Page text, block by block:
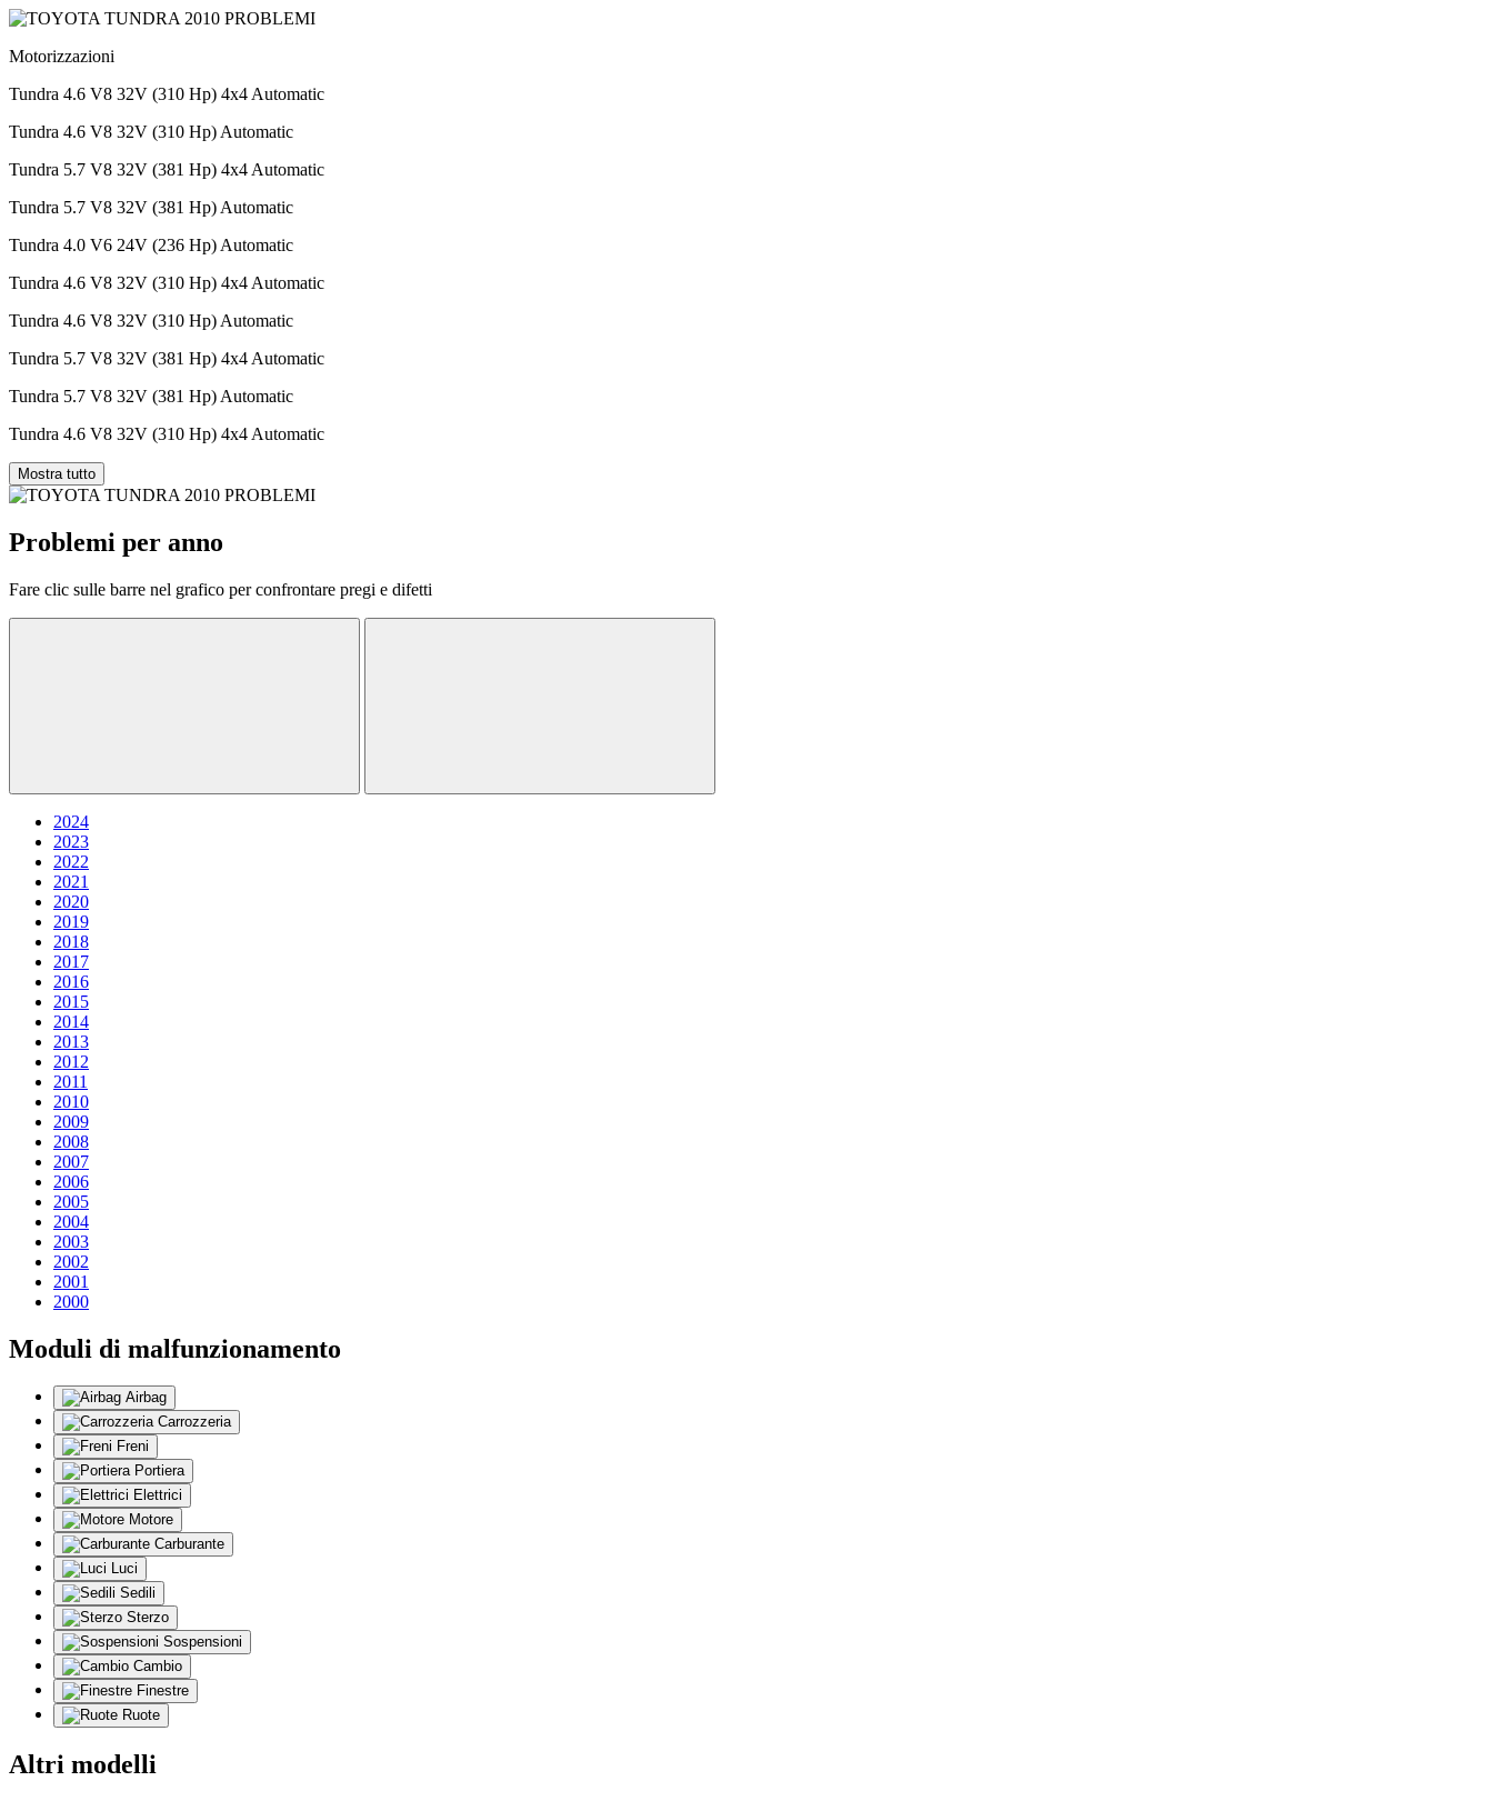
Motorizzazioni
Tundra 4.6 V8 32V (310 Hp) 4x4 Automatic
Tundra 4.6 V8 32V (310 Hp) Automatic
Tundra 5.7 V8 32V (381 Hp) 4x4 Automatic
Tundra 5.7 V8 32V (381 Hp) Automatic
Tundra 4.0 V6 24V (236 Hp) Automatic
Tundra 4.6 V8 32V (310 Hp) 4x4 Automatic
Tundra 4.6 V8 32V (310 Hp) Automatic
Tundra 5.7 V8 32V (381 Hp) 4x4 Automatic
Tundra 5.7 V8 32V (381 Hp) Automatic
Tundra 4.6 V8 32V (310 Hp) 4x4 Automatic
Mostra tutto
Problemi per anno
Fare clic sulle barre nel grafico per confrontare pregi e difetti
2024
2023
2022
2021
2020
2019
2018
2017
2016
2015
2014
2013
2012
2011
2010
2009
2008
2007
2006
2005
2004
2003
2002
2001
2000
Moduli di malfunzionamento
Airbag
Carrozzeria
Freni
Portiera
Elettrici
Motore
Carburante
Luci
Sedili
Sterzo
Sospensioni
Cambio
Finestre
Ruote
Altri modelli